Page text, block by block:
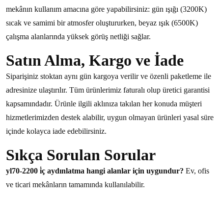
mekânın kullanım amacına göre yapabilirsiniz: gün ışığı (3200K)
sıcak ve samimi bir atmosfer oluştururken, beyaz ışık (6500K)
çalışma alanlarında yüksek görüş netliği sağlar.
Satın Alma, Kargo ve İade
Siparişiniz stoktan aynı gün kargoya verilir ve özenli paketleme ile
adresinize ulaştırılır. Tüm ürünlerimiz faturalı olup üretici garantisi
kapsamındadır. Ürünle ilgili aklınıza takılan her konuda müşteri
hizmetlerimizden destek alabilir, uygun olmayan ürünleri yasal süre
içinde kolayca iade edebilirsiniz.
Sıkça Sorulan Sorular
yl70-2200 i̇ç aydınlatma hangi alanlar için uygundur? Ev, ofis
ve ticari mekânların tamamında kullanılabilir.